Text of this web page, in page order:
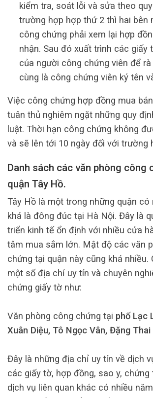
kiểm tra, soát lỗi và sửa theo
trường hợp hợp thứ 2 thì hai bên
công chứng phải xem lại hợp
nhận. Sau đó xuất trình các giấy
của người công chứng viên để rà
cùng là công chứng viên ký tên
Việc công chứng hợp đồng mua
tuân thủ nghiêm ngặt những quy
luật. Thời hạn công chứng không
và sẽ lên tới 10 ngày đối với trường
Danh sách các văn phòng công
quận Tây Hồ.
Tây Hồ là một trong những quận
khá là đông đúc tại Hà Nội. Đây là
triển kinh tế ổn định với nhiều cửa
tâm mua sắm lớn. Mật độ các văn
chứng tại quận này cũng khá nhiều.
một số địa chỉ uy tín và chuyên
chứng giấy tờ như:
Văn phòng công chứng tại phố Lạc
Xuân Diệu, Tô Ngọc Vân, Đặng
Đây là những địa chỉ uy tín về dịch
các giấy tờ, hợp đồng, sao y,
dịch vụ liên quan khác có nhiều